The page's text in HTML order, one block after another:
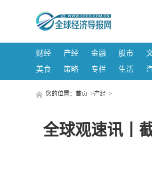
财经 产经 金融 股市
美食
策略 专栏 生活
您的位置： 首页 >产经 >
全球观速讯丨